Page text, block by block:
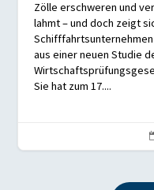
Zölle erschweren und
lahmt – und doch zeigt
aus einer neuen Studie
Sie hat zum 17....